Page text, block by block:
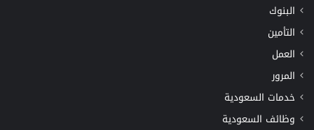
البنوك
التأمين
العمل
المرور
خدمات السعودية
وظائف السعودية